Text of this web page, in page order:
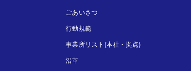
ごあいさつ
行動規範
事業所リスト(本社・拠点)
沿革